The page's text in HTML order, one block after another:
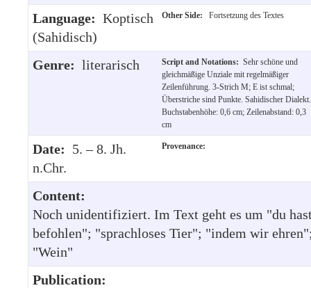
Language: Koptisch
(Sahidisch)
Other Side: Fortsetzung des Textes
Genre: literarisch Script and Notations: Sehr schöne und
gleichmäßige Unziale mit regelmäßiger
Zeilenführung. 3-Strich M; E ist schmal;
Überstriche sind Punkte. Sahidischer Dialekt.
Buchstabenhöhe: 0,6 cm; Zeilenabstand: 0,3
cm
Date: 5. – 8. Jh.
n.Chr.
Provenance:
Content:
Noch unidentifiziert. Im Text geht es um "du
befohlen"; "sprachloses Tier"; "indem wir
"Wein"
Publication: